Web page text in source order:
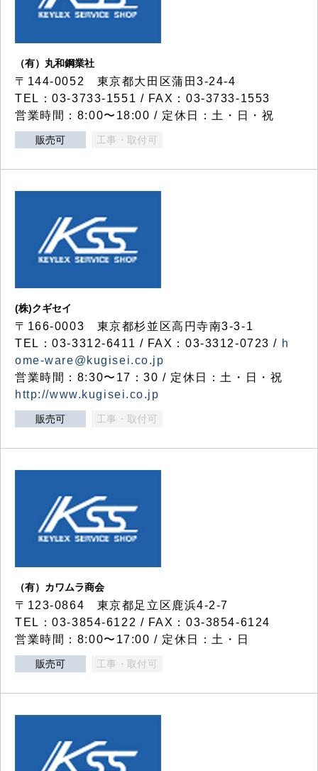
（有）丸和鋼業社
〒144-0052 東京都大田区蒲田3-24-4
TEL：03-3733-1551 / FAX：03-3733-1553
営業時間：8:00〜18:00 / 定休日：土・日・祝
販売可 工事・取付可
(株)クギセイ
〒166-0003 東京都杉並区高円寺南3-3-1
TEL：03-3312-6411 / FAX：03-3312-0723 / h
ome-ware@kugisei.co.jp
営業時間：8:30〜17：30 / 定休日：土・日・祝
http://www.kugisei.co.jp
販売可 工事・取付可
（有）カワムラ商会
〒123-0864 東京都足立区鹿浜4-2-7
TEL：03-3854-6122 / FAX：03-3854-6124
営業時間：8:00〜17:00 / 定休日：土・日
販売可 工事・取付可